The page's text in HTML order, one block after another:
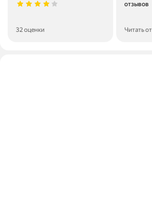
32 оценки
отзывов
Читать